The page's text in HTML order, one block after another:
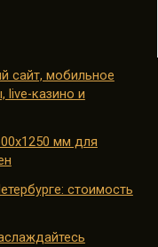
сайт, мобильное
live-казино и
мм для
стоимость